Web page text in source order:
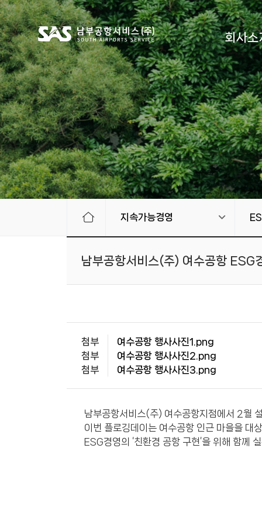
회사소
지속가능경영
남부공항서비스(주) 여수공항
첨부
여수공항 행사사진1.png
첨부
여수공항 행사사진2.png
첨부
여수공항 행사사진3.png
남부공항서비스(주) 여수공항지점에서 2월
이번 플로깅데이는 여수공항 인근 마을을 대
ESG경영의 ‘친환경 공항 구현’을 위해 함께